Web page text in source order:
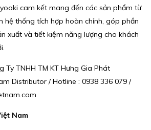
cam kết mang đến các sản phẩm từ
hệ thống tích hợp hoàn chỉnh, góp phần
xuất và tiết kiệm năng lượng cho khách
Ty TNHH TM KT Hưng Gia Phát
Distributor / Hotline : 0938 336 079 /
Nam